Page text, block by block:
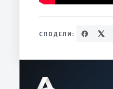
СПОДЕЛИ: